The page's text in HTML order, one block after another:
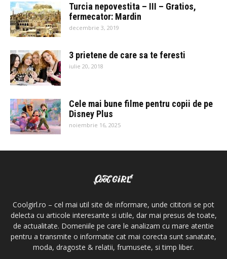
Turcia nepovestita – III – Gratios,
fermecator: Mardin
decembrie 3, 2019
3 prietene de care sa te feresti
iulie 20, 2018
Cele mai bune filme pentru copii de pe
Disney Plus
noiembrie 16, 2025
Coolgirl.ro – cel mai util site de informare, unde cititorii se pot
delecta cu articole interesante si utile, dar mai presus de toate,
de actualitate. Domeniile pe care le analizam cu mare atentie
pentru a transmite o informatie cat mai corecta sunt sanatate,
moda, dragoste & relatii, frumusete, si timp liber.